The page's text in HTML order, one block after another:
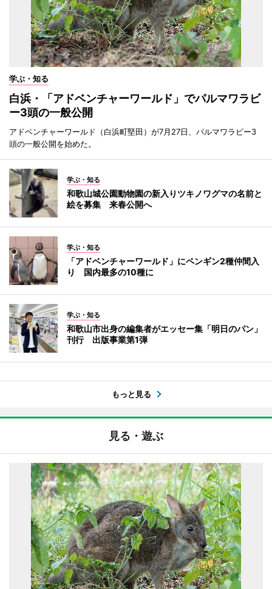
学ぶ・知る
白浜・「アドベンチャーワールド」でパルマワラビ
ー3頭の一般公開
アドベンチャーワールド（白浜町堅田）が7月27日、パルマワラビー3
頭の一般公開を始めた。
学ぶ・知る
和歌山城公園動物園の新入りツキノワグマの名前と
絵を募集 来春公開へ
学ぶ・知る
「アドベンチャーワールド」にペンギン2種仲間入
り 国内最多の10種に
学ぶ・知る
和歌山市出身の編集者がエッセー集「明日のパン」
刊行 出版事業第1弾
もっと見る
見る・遊ぶ